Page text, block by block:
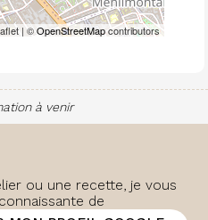
| ©OpenStreetMapcontributors
à venir
ou une recette, je vous
de